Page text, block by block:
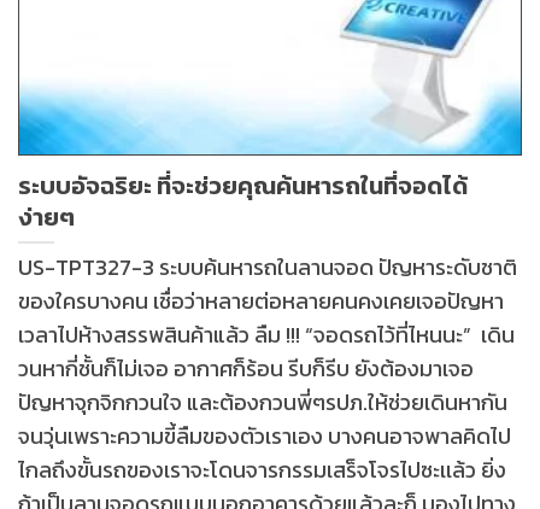
ระบบอัจฉริยะ ที่จะช่วยคุณค้นหารถในที่จอดได้
ง่ายๆ
US-TPT327-3 ระบบค้นหารถในลานจอด ปัญหาระดับชาติ
ของใครบางคน เชื่อว่าหลายต่อหลายคนคงเคยเจอปัญหา
เวลาไปห้างสรรพสินค้าแล้ว ลืม !!! “จอดรถไว้ที่ไหนนะ” เดิน
วนหากี่ชั้นก็ไม่เจอ อากาศก็ร้อน รีบก็รีบ ยังต้องมาเจอ
ปัญหาจุกจิกกวนใจ และต้องกวนพี่ๆรปภ.ให้ช่วยเดินหากัน
จนวุ่นเพราะความขี้ลืมของตัวเราเอง บางคนอาจพาลคิดไป
ไกลถึงขั้นรถของเราจะโดนจารกรรมเสร็จโจรไปซะเเล้ว ยิ่ง